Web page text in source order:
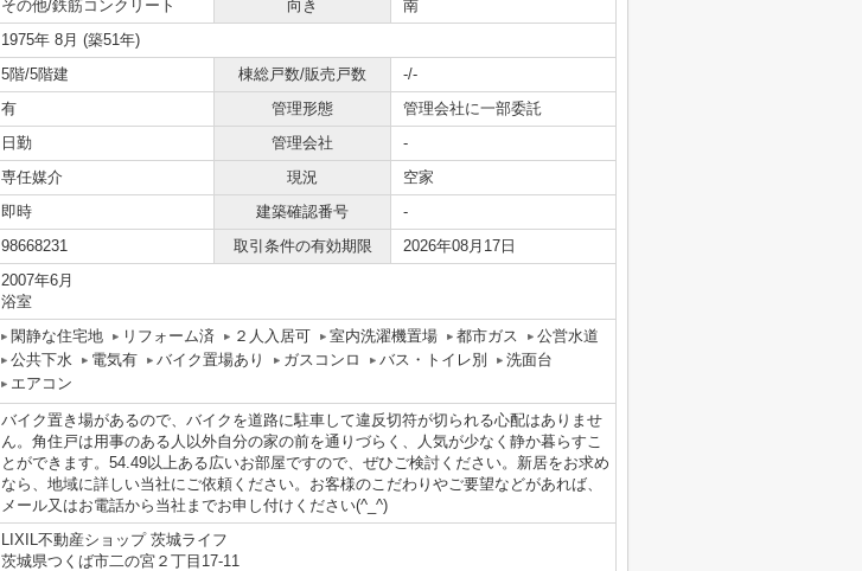
その他/鉄筋コンクリート 向き
南
1975年 8月 (築51年)
5階/5階建 棟総戸数/販売戸数
-/-
有 管理形態
管理会社に一部委託
日勤 管理会社
-
専任媒介 現況
空家
即時 建築確認番号
-
98668231 取引条件の有効期限 2026年08月17日
2007年6月
浴室
閑静な住宅地 リフォーム済 ２人入居可 室内洗濯機置場 都市ガス
公営水道
公共下水
電気有 バイク置場あり ガスコンロ バス・トイレ別
洗面台
エアコン
バイク置き場があるので、バイクを道路に駐車して違反切符が切られる心配はありませ
ん。角住戸は用事のある人以外自分の家の前を通りづらく、人気が少なく静か暮らすこ
とができます。54.49以上ある広いお部屋ですので、ぜひご検討ください。新居をお求め
なら、地域に詳しい当社にご依頼ください。お客様のこだわりやご要望などがあれば、
メール又はお電話から当社までお申し付けください(^_^)
LIXIL不動産ショップ 茨城ライフ
茨城県つくば市二の宮２丁目17-11